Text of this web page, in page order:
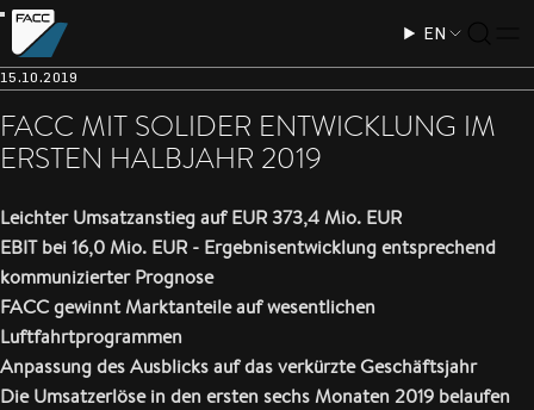
EN
15.10.2019
FACC MIT SOLIDER ENTWICKLUNG IM
ERSTEN HALBJAHR 2019
Leichter Umsatzanstieg auf EUR 373,4 Mio. EUR
EBIT bei 16,0 Mio. EUR - Ergebnisentwicklung entsprechend
kommunizierter Prognose
FACC gewinnt Marktanteile auf wesentlichen
Luftfahrtprogrammen
Anpassung des Ausblicks auf das verkürzte Geschäftsjahr
Die Umsatzerlöse in den ersten sechs Monaten 2019 belaufen